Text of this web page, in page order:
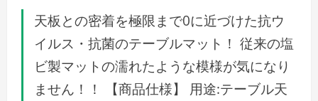
天板との密着を極限まで0に近づけた抗ウ
イルス・抗菌のテーブルマット！ 従来の塩
ビ製マットの濡れたような模様が気になり
ません！！ 【商品仕様】 用途:テーブル天